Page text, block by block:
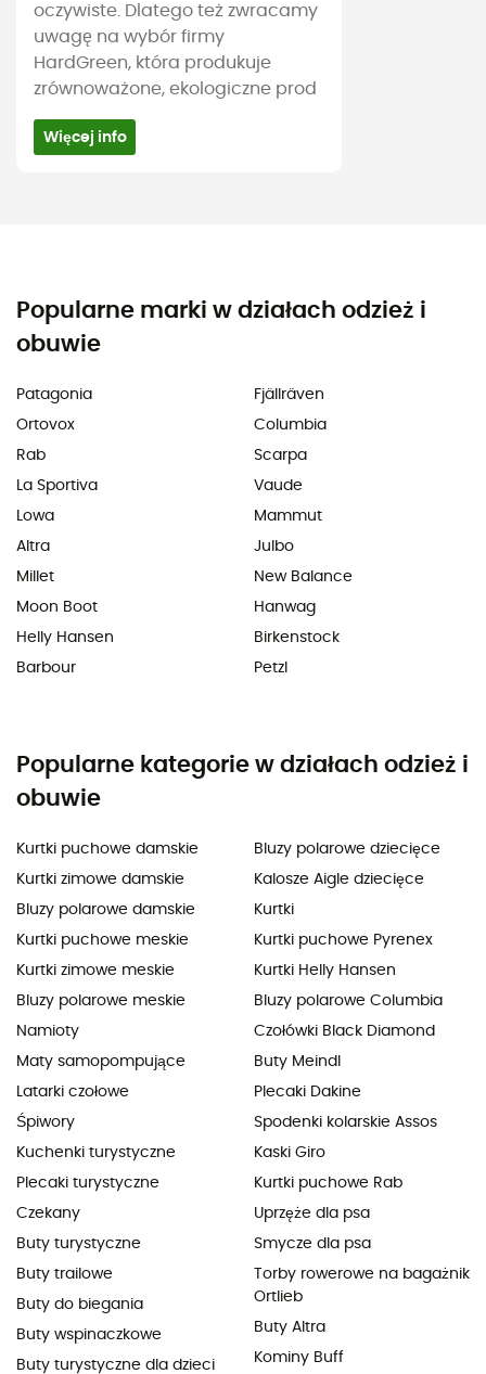
oczywiste. Dlatego też zwracamy
uwagę na wybór firmy
HardGreen, która produkuje
zrównoważone, ekologiczne prod
Więcej info
Popularne marki w działach odzież i
obuwie
Patagonia
Ortovox
Rab
La Sportiva
Lowa
Altra
Millet
Moon Boot
Helly Hansen
Barbour
Fjällräven
Columbia
Scarpa
Vaude
Mammut
Julbo
New Balance
Hanwag
Birkenstock
Petzl
Popularne kategorie w działach odzież i
obuwie
Kurtki puchowe damskie
Kurtki zimowe damskie
Bluzy polarowe damskie
Kurtki puchowe meskie
Kurtki zimowe meskie
Bluzy polarowe meskie
Namioty
Maty samopompujące
Latarki czołowe
Śpiwory
Kuchenki turystyczne
Plecaki turystyczne
Czekany
Buty turystyczne
Buty trailowe
Buty do biegania
Buty wspinaczkowe
Buty turystyczne dla dzieci
Bluzy polarowe dziecięce
Kalosze Aigle dziecięce
Kurtki
Kurtki puchowe Pyrenex
Kurtki Helly Hansen
Bluzy polarowe Columbia
Czołówki Black Diamond
Buty Meindl
Plecaki Dakine
Spodenki kolarskie Assos
Kaski Giro
Kurtki puchowe Rab
Uprzęże dla psa
Smycze dla psa
Torby rowerowe na bagażnik
Ortlieb
Buty Altra
Kominy Buff